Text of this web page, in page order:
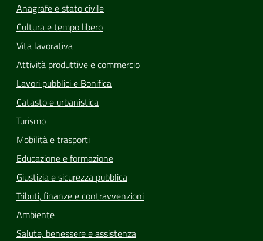
Anagrafe e stato civile
Cultura e tempo libero
Vita lavorativa
Attività produttive e commercio
Lavori pubblici e Bonifica
Catasto e urbanistica
Turismo
Mobilità e trasporti
Educazione e formazione
Giustizia e sicurezza pubblica
Tributi, finanze e contravvenzioni
Ambiente
Salute, benessere e assistenza